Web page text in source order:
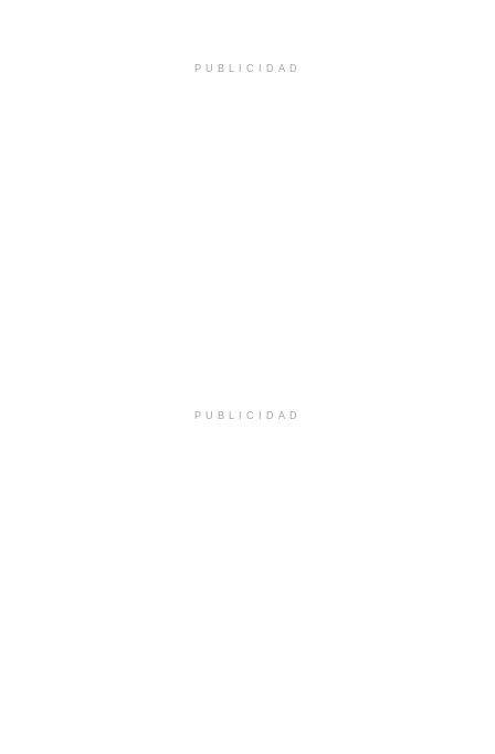
PUBLICIDAD
PUBLICIDAD